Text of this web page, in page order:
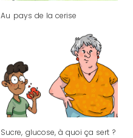
Au pays de la cerise
Sucre, glucose, à quoi ça sert ?